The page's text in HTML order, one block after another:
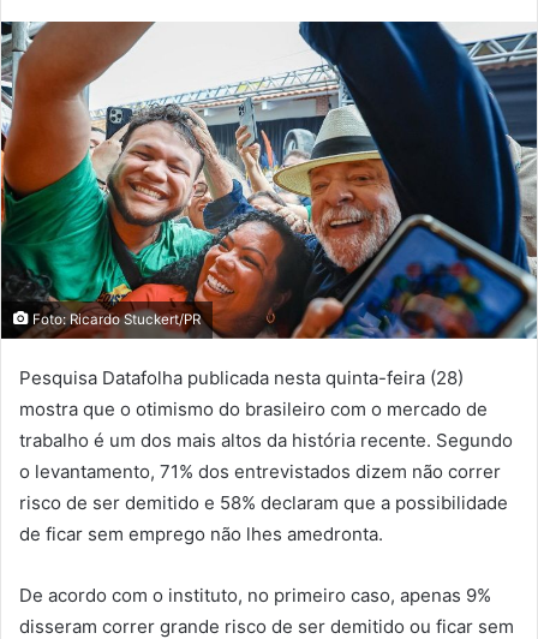
Foto: Ricardo Stuckert/PR
Pesquisa Datafolha publicada nesta quinta-feira (28)
mostra que o otimismo do brasileiro com o mercado de
trabalho é um dos mais altos da história recente. Segundo
o levantamento, 71% dos entrevistados dizem não correr
risco de ser demitido e 58% declaram que a possibilidade
de ficar sem emprego não lhes amedronta.
De acordo com o instituto, no primeiro caso, apenas 9%
disseram correr grande risco de ser demitido ou ficar sem